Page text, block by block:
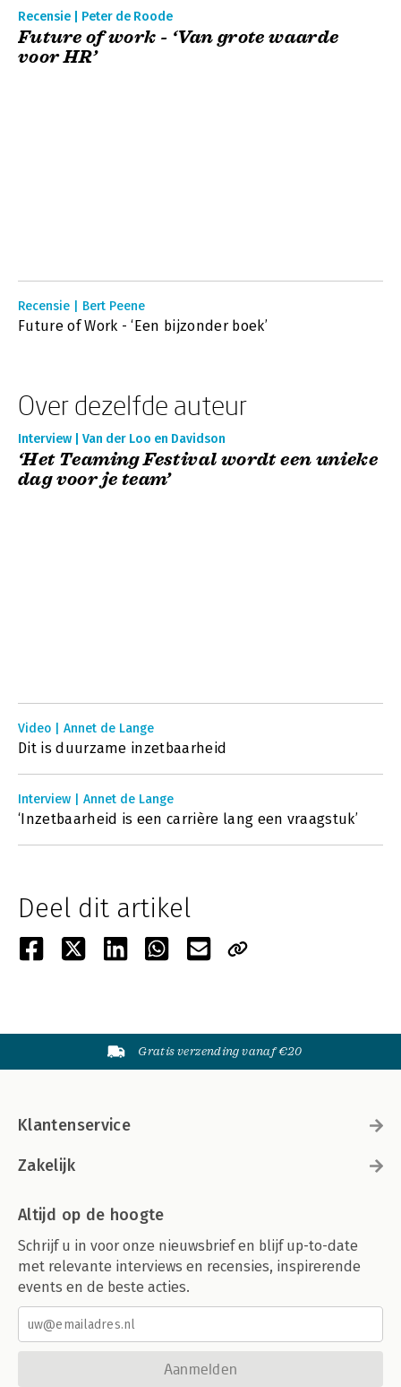
Recensie | Peter de Roode
Future of work - ‘Van grote waarde
voor HR’
Recensie | Bert Peene
Future of Work - ‘Een bijzonder boek’
Over dezelfde auteur
Interview | Van der Loo en Davidson
‘Het Teaming Festival wordt een unieke
dag voor je team’
Video | Annet de Lange
Dit is duurzame inzetbaarheid
Interview | Annet de Lange
‘Inzetbaarheid is een carrière lang een vraagstuk’
Deel dit artikel
Gratis verzending vanaf €20
Klantenservice
Zakelijk
Altijd op de hoogte
Schrijf u in voor onze nieuwsbrief en blijf up-to-date
met relevante interviews en recensies, inspirerende
events en de beste acties.
Aanmelden